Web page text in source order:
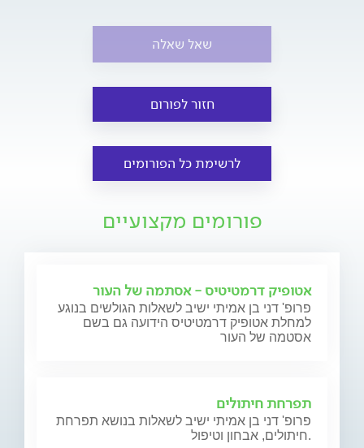
שאל שאלה
חזור לפורום
לרשימת כל הפורומים
פורומים מקצועיים
אטופיק דרמטיטיס - אסתמה של העור
פרופ' דני בן אמיתי ישיב לשאלות הגולשים בנוגע
למחלת אטופיק דרמטיטיס הידועה גם בשם
אסטמה של העור
תפרחת חיתולים
פרופ' דני בן אמיתי ישיב לשאלות בנושא תפרחת
חיתולים, אבחון וטיפול.